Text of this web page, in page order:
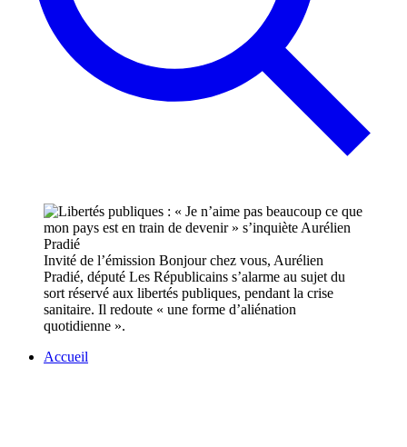
Invité de l’émission Bonjour chez vous, Aurélien
Pradié, député Les Républicains s’alarme au sujet du
sort réservé aux libertés publiques, pendant la crise
sanitaire. Il redoute « une forme d’aliénation
quotidienne ».
Accueil